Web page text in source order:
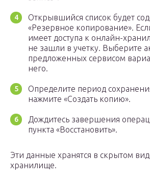
Открывшийся список будет
«Резервное копирование».
имеет доступа к онлайн-
не зашли в учетку. Выберите
предложенных сервисом
него.
Определите период
нажмите «Создать копию».
Дождитесь завершения
пункта «Восстановить».
Эти данные хранятся в скрытом
хранилище.